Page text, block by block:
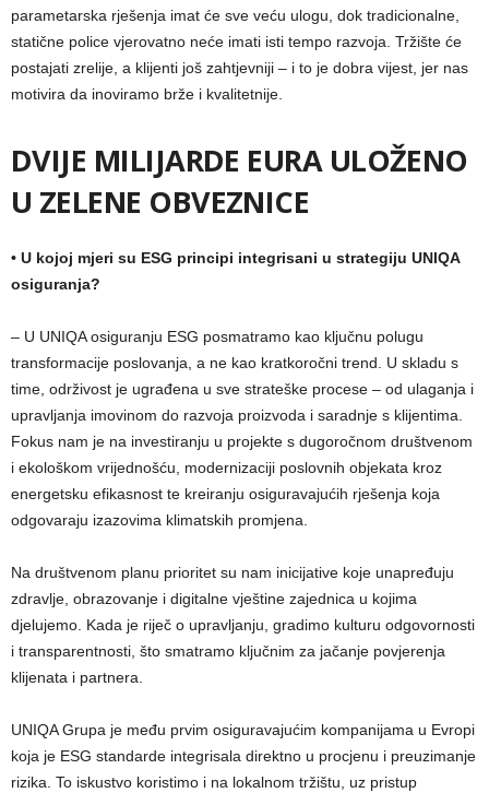
parametarska rješenja imat će sve veću ulogu, dok tradicionalne,
statične police vjerovatno neće imati isti tempo razvoja. Tržište će
postajati zrelije, a klijenti još zahtjevniji – i to je dobra vijest, jer nas
motivira da inoviramo brže i kvalitetnije.
DVIJE MILIJARDE EURA ULOŽENO
U ZELENE OBVEZNICE
• U kojoj mjeri su ESG principi integrisani u strategiju UNIQA
osiguranja?
– U UNIQA osiguranju ESG posmatramo kao ključnu polugu
transformacije poslovanja, a ne kao kratkoročni trend. U skladu s
time, održivost je ugrađena u sve strateške procese – od ulaganja i
upravljanja imovinom do razvoja proizvoda i saradnje s klijentima.
Fokus nam je na investiranju u projekte s dugoročnom društvenom
i ekološkom vrijednošću, modernizaciji poslovnih objekata kroz
energetsku efikasnost te kreiranju osiguravajućih rješenja koja
odgovaraju izazovima klimatskih promjena.
Na društvenom planu prioritet su nam inicijative koje unapređuju
zdravlje, obrazovanje i digitalne vještine zajednica u kojima
djelujemo. Kada je riječ o upravljanju, gradimo kulturu odgovornosti
i transparentnosti, što smatramo ključnim za jačanje povjerenja
klijenata i partnera.
UNIQA Grupa je među prvim osiguravajućim kompanijama u Evropi
koja je ESG standarde integrisala direktno u procjenu i preuzimanje
rizika. To iskustvo koristimo i na lokalnom tržištu, uz pristup